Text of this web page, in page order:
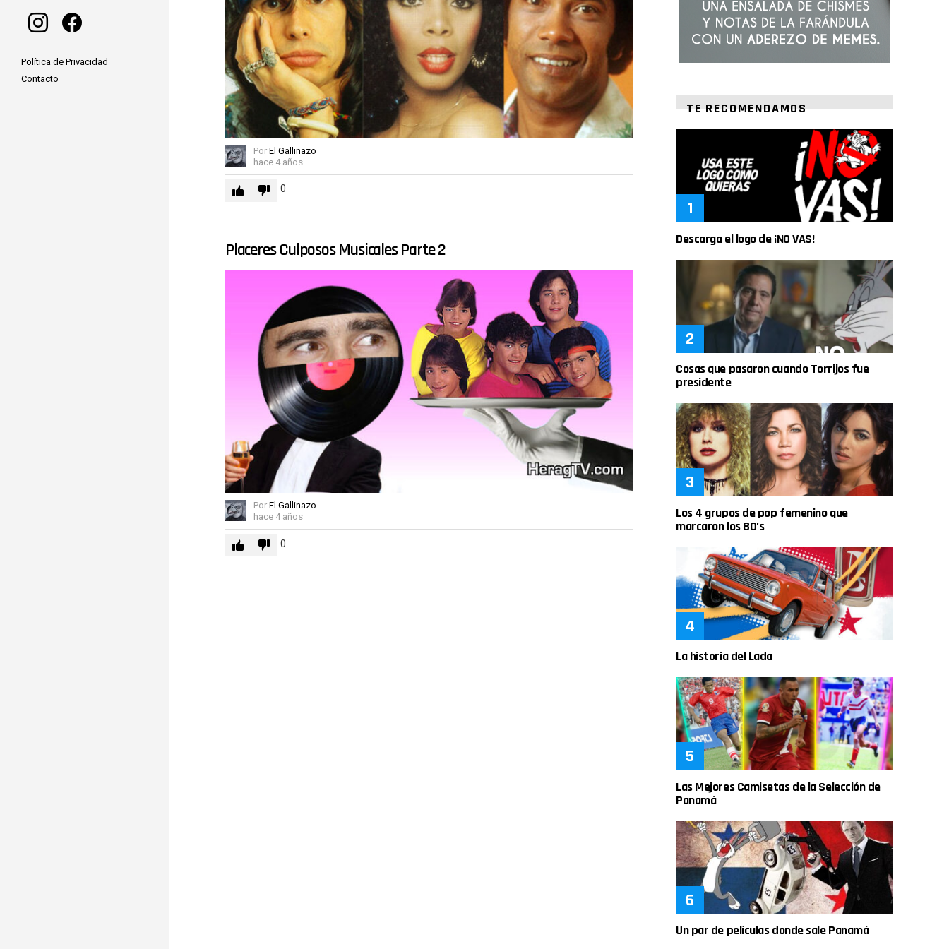
Por El Gallinazo
hace 4 años
0
Placeres Culposos Musicales Parte 2
Por El Gallinazo
hace 4 años
0
TE RECOMENDAMOS
Descarga el logo de ¡NO VAS!
Cosas que pasaron cuando Torrijos fue
presidente
Los 4 grupos de pop femenino que
marcaron los 80’s
La historia del Lada
Las Mejores Camisetas de la Selección de
Panamá
Un par de películas donde sale Panamá
Política de Privacidad
Contacto